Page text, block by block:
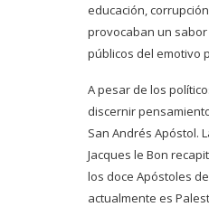
educación,
provocaban un
públicos del emotivo
A pesar de los
discernir
San Andrés Apóstol.
Jacques le Bon
los doce Apóstoles
actualmente es